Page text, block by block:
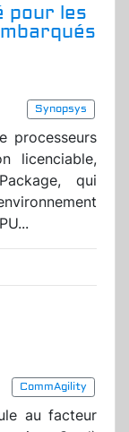
pour les
Synopsys
processeurs
licenciable,
qui
CommAgility
au facteur